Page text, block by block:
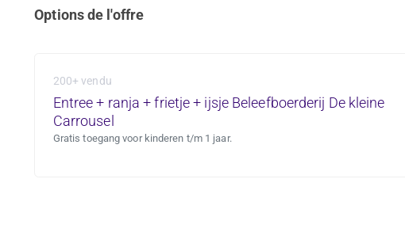
Options de l'offre
200+ vendu
Entree + ranja + frietje + ijsje Beleefboerderij De kleine
Carrousel
Gratis toegang voor kinderen t/m 1 jaar.